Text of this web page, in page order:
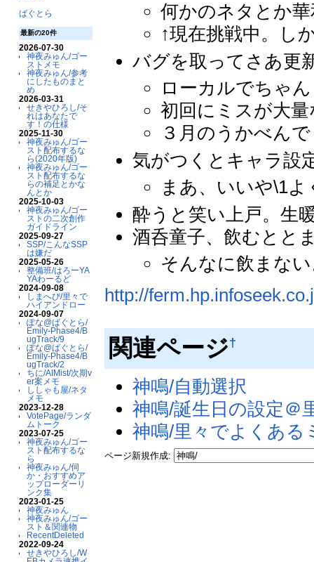
ばぐとら
最新の20件
2026-07-30
神夜みゅん/ゴー
ストメモ
神夜みゅん/参考
にしたものまと
め
2026-03-31
せきやひろし/そ
れはあなたで
す！の仕様
2025-11-30
神夜みゅん/ゴー
スト配布するな
ら(2020年版)
神夜みゅん/ゴー
スト配布するな
らの補足とかな
んとか
2025-10-03
神夜みゅん/ゴー
ストの二次創作
ガイドライン
2025-09-27
SSP/こんなSSP
は嫌だ
2025-05-26
整備班/はろーYA
YAわーるど
2024-09-08
しまへび/里々で
ハイアンドロー
2024-09-07
ぽな@ばぐとら/
Emily-Phase4/B
ugTrack/9
ぽな@ばぐとら/
Emily-Phase4/B
ugTrack/2
ちに/AIMist/次期v
er案メモ
ししゃも屋/ネタ
メモ
2023-12-28
VotePage/ランダ
ムトーク
2023-07-25
神夜みゅん/ゴー
スト配布するな
ら
神夜みゅん/伺
か・おすすめア
ップローダーリ
ンク集
2023-01-25
神夜みゅん
神夜みゅん/ゴー
スト＆関連物
RecentDeleted
2022-09-24
せきやひろし/W
何かのネタとか
↑現在挑戦中。し
バグを取ってさあ更
ローカルでちゃ
初回にミスが大
３月のうかべん
気がつくとキャラ設
まあ、いいや\1よ
酔うと笑い上戸。生
酒呑童子、飲むとと
そんなに飲まな
http://
関連ページ†
神鳴/自動選択
神鳴/誕生日の設定＠
神鳴/里々でよくある
ページ新規作成: